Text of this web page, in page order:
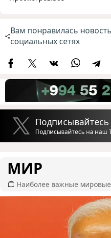
Вам понравилась
социальных сетях
Подписывайтесь на наш
МИР
Наиболее важные мировые